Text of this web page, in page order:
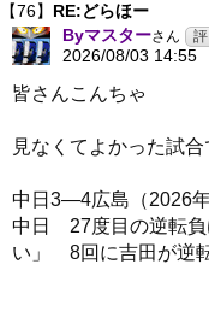
【76】 RE:どらほー
Byマスターさん
2026/08/03 14:55
皆さんこんちゃ
見なくてよかった試
中日3―4広島（2026
中日 27度目の逆転
い」 8回に吉田が逆